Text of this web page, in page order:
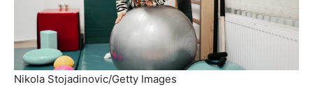
Nikola Stojadinovic/Getty Images